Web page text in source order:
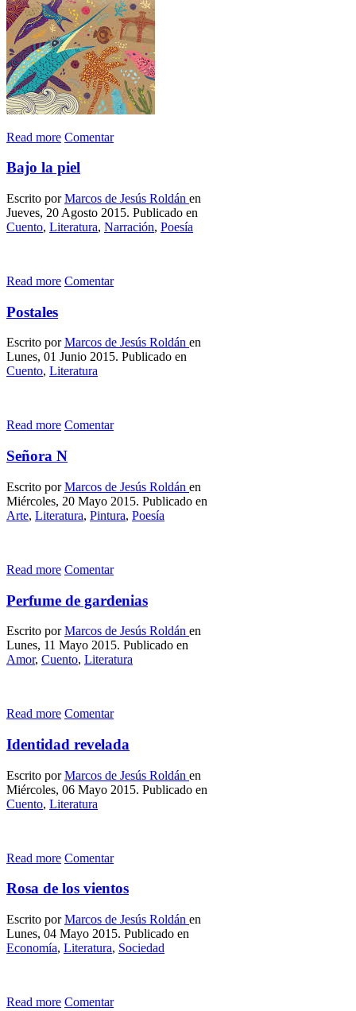
Read more Comentar
Bajo la piel
Escrito porMarcos de Jesús Roldán en
Jueves, 20 Agosto 2015. Publicado en
Cuento, Literatura, Narración, Poesía
Read more Comentar
Postales
Escrito porMarcos de Jesús Roldán en
Lunes, 01 Junio 2015. Publicado en
Cuento, Literatura
Read more Comentar
Señora N
Escrito porMarcos de Jesús Roldán en
Miércoles, 20 Mayo 2015. Publicado en
Arte, Literatura, Pintura, Poesía
Read more Comentar
Perfume de gardenias
Escrito porMarcos de Jesús Roldán en
Lunes, 11 Mayo 2015. Publicado en
Amor, Cuento, Literatura
Read more Comentar
Identidad revelada
Escrito porMarcos de Jesús Roldán en
Miércoles, 06 Mayo 2015. Publicado en
Cuento, Literatura
Read more Comentar
Rosa de los vientos
Escrito porMarcos de Jesús Roldán en
Lunes, 04 Mayo 2015. Publicado en
Economí­a, Literatura, Sociedad
Read more Comentar